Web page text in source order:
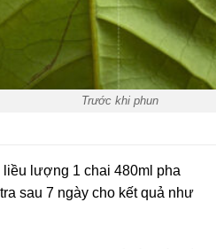
Trước khi phun
lượng 1 chai 480ml pha
sau 7 ngày cho kết quả như